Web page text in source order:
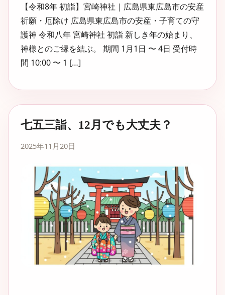
【令和8年 初詣】宮崎神社｜広島県東広島市の安産
祈願・厄除け 広島県東広島市の安産・子育ての守
護神 令和八年 宮崎神社 初詣 新しき年の始まり、
神様とのご縁を結ぶ。 期間 1月1日 〜 4日 受付時
間 10:00 〜 1 […]
七五三詣、12月でも大丈夫？
2025年11月20日